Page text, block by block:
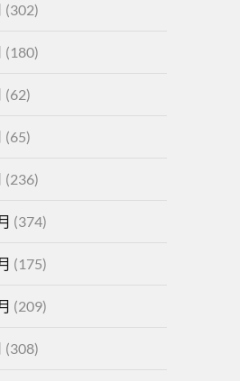
(302)
(180)
(62)
(65)
(236)
(374)
(175)
(209)
(308)